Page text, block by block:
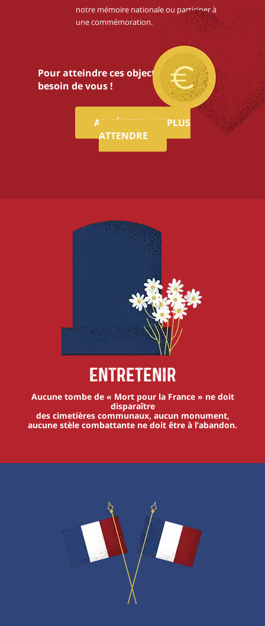
notre mémoire nationale ou participer à
une commémoration.
Pour atteindre ces objectifs,nous avons
besoin de vous !
ADHÉREZ SANS PLUS
ATTENDRE
Entretenir
Aucune tombe de « Mort pour la France » ne doit
disparaître
des cimetières communaux, aucun monument,
aucune stèle combattante ne doit être à l’abandon.